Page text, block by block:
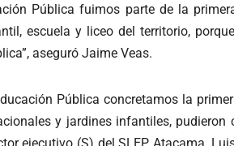
Pública fuimos parte de la
escuela y liceo del territorio,
aseguró Jaime Veas.
Pública concretamos la
y jardines infantiles,